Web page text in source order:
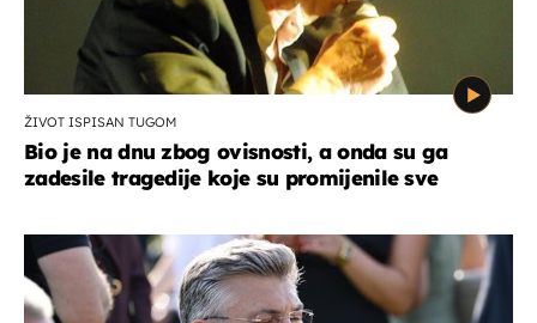
ŽIVOT ISPISAN TUGOM
Bio je na dnu zbog ovisnosti, a onda su ga
zadesile tragedije koje su promijenile sve